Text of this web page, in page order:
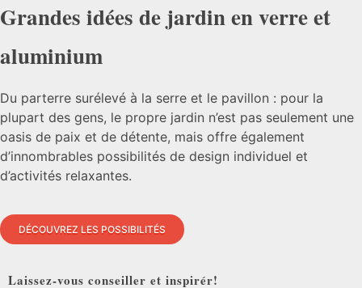
Grandes idées de jardin enverre et
aluminium
Du parterre surélevé à la serre et le pavillon : pour la
plupart des gens, le propre jardin n’est pas seulement une
oasis de paix et de détente, mais offre également
d’innombrables possibilités de design individuel et
d’activités relaxantes.
DÉCOUVREZ LES POSSIBILITÉS
Laissez-vous conseiller et inspirér!